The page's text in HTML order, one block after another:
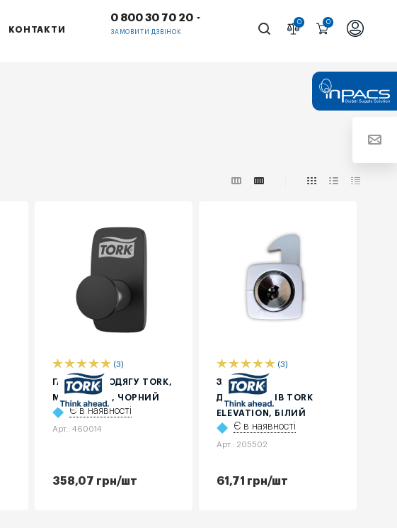
0 0
0 800 30 70 20
ЗАМОВИТИ ДЗВІНОК
КОНТАКТИ
(3)
ГАЧОК ДЛЯ ОДЯГУ TORK,
МЕТАЛЕВИЙ, ЧОРНИЙ
Є в наявності
Арт.: 460014
358,07 грн/шт
(3)
ЗАМОК ДЛЯ
ДИСПЕНСЕРІВ ТОRK
ELEVATION, БІЛИЙ
Є в наявності
Арт.: 205502
61,71 грн/шт